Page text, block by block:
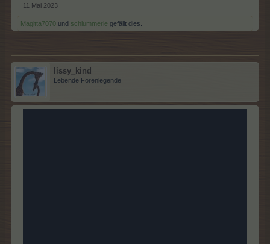
11 Mai 2023
Magitta7070 und schlummerle gefällt dies.
lissy_kind
Lebende Forenlegende